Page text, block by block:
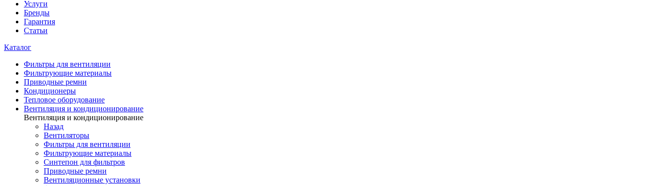
Услуги
Бренды
Гарантия
Статьи
Каталог
Фильтры для вентиляции
Фильтрующие материалы
Приводные ремни
Кондиционеры
Тепловое оборудование
Вентиляция и кондиционирование
Вентиляция и кондиционирование
Назад
Вентиляторы
Фильтры для вентиляции
Фильтрующие материалы
Синтепон для фильтров
Приводные ремни
Вентиляционные установки